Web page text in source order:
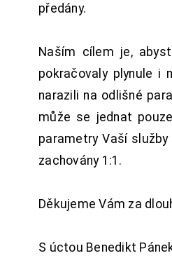
předány.
Naším cílem je,
pokračovaly plynule i
narazili na odlišné
může se jednat
parametry Vaší
zachovány 1:1.
Děkujeme Vám za
S úctou Benedikt